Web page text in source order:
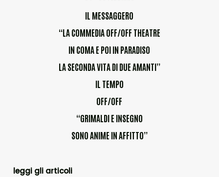
IL MESSAGGERO
“LA COMMEDIA OFF/OFF THEATRE
IN COMA E POI IN PARADISO
LA SECONDA VITA DI DUE AMANTI”
IL TEMPO
OFF/OFF
“GRIMALDI E INSEGNO
SONO ANIME IN AFFITTO”
leggi gli articoli